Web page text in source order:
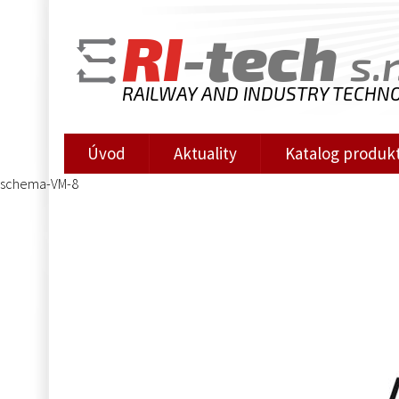
RI-tech
RAILWAY AND INDUSTRY
Úvod Aktuality Katalog
schema-VM-8